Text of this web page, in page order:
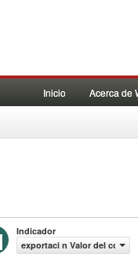
Inicio Acerca de
Indicador
exportaci n Valor del